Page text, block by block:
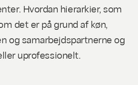
Hvordan hierarkier, som
det er på grund af køn,
og samarbejdspartnerne og
uprofessionelt.